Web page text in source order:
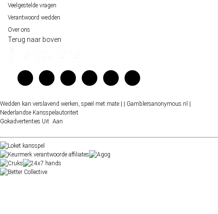
Veelgestelde vragen
Verantwoord wedden
Over ons
Terug naar boven
Wedden kan verslavend werken, speel met mate | | Gamblersanonymous.nl
Nederlandse Kansspelautoriteit
Gokadvertenties Uit Aan